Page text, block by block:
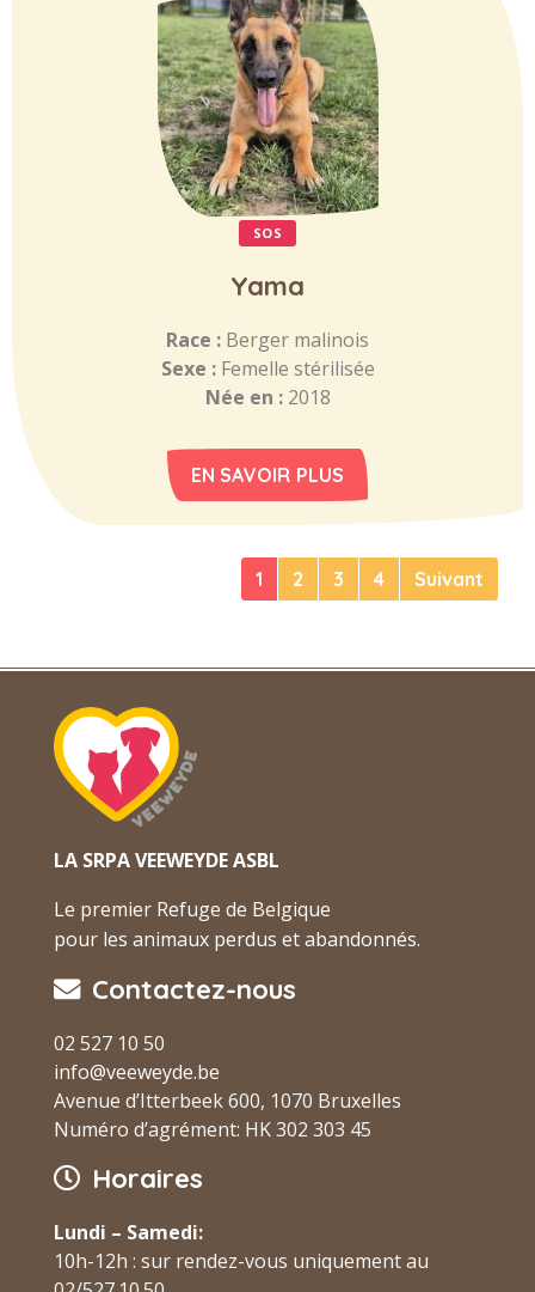
SOS
Yama
Race : Berger malinois
Sexe : Femelle stérilisée
Née en : 2018
EN SAVOIR PLUS
1 2 3 4 Suivant
LA SRPA VEEWEYDE ASBL
Le premier Refuge de Belgique
pour les animaux perdus et abandonnés.
Contactez-nous
02 527 10 50
info@veeweyde.be
Avenue d’Itterbeek 600, 1070 Bruxelles
Numéro d’agrément: HK 302 303 45
Horaires
Lundi – Samedi:
10h-12h : sur rendez-vous uniquement au